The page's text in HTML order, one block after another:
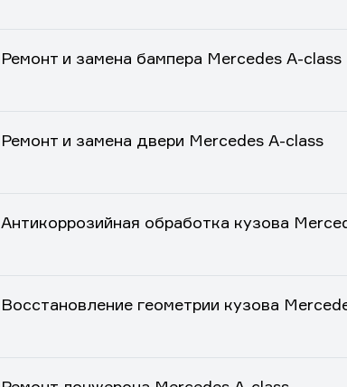
Ремонт и замена бампера Mercedes A-class
Ремонт и замена двери Mercedes A-class
Антикоррозийная обработка кузова
Восстановление геометрии кузова